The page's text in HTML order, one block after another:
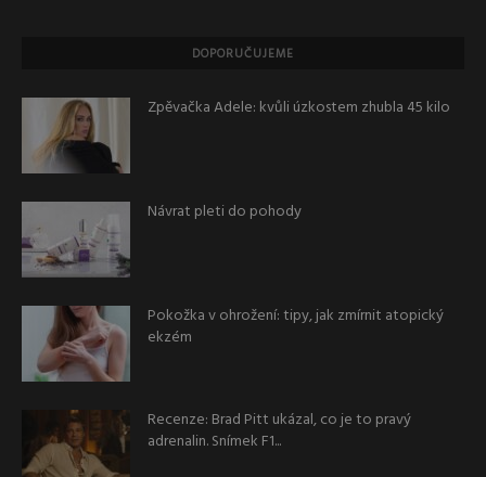
DOPORUČUJEME
Zpěvačka Adele: kvůli úzkostem zhubla 45 kilo
Návrat pleti do pohody
Pokožka v ohrožení: tipy, jak zmírnit atopický
ekzém
Recenze: Brad Pitt ukázal, co je to pravý
adrenalin. Snímek F1...